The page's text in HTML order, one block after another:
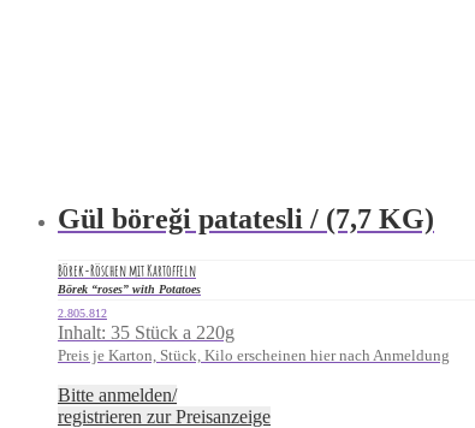
Gül böreği patatesli / (7,7 KG)
Börek-Röschen mit Kartoffeln
Börek “roses” with Potatoes
2.805.812
Inhalt: 35 Stück a 220g
Preis je Karton, Stück, Kilo erscheinen hier nach Anmeldung
Bitte anmelden/
registrieren zur Preisanzeige